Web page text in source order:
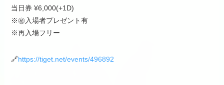
当日券 ¥6,000(+1D)
※㊙️入場者プレゼント有
※再入場フリー
🔗https://tiget.net/events/496892